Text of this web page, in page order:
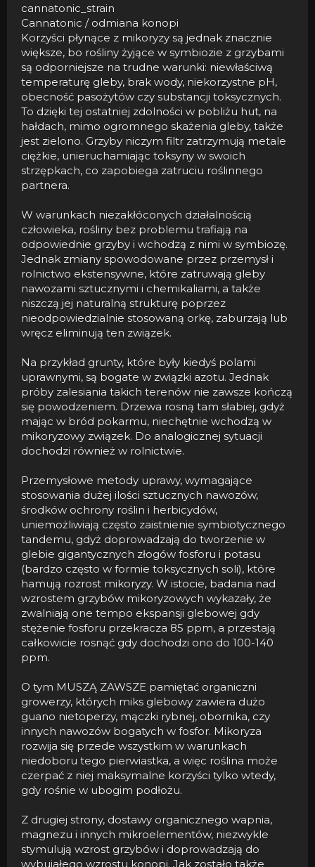
cannatonic_strain
Cannatonic / odmiana konopi
Korzyści płynące z mikoryzy są jednak znacznie
większe, bo rośliny żyjące w symbiozie z grzybami
są odporniejsze na trudne warunki: niewłaściwą
temperaturę gleby, brak wody, niekorzystne pH,
obecność pasożytów czy substancji toksycznych.
To dzięki tej ostatniej zdolności w pobliżu hut, na
hałdach, mimo ogromnego skażenia gleby, także
jest zielono. Grzyby niczym filtr zatrzymują metale
ciężkie, unieruchamiając toksyny w swoich
strzępkach, co zapobiega zatruciu roślinnego
partnera.
W warunkach niezakłóconych działalnością
człowieka, rośliny bez problemu trafiają na
odpowiednie grzyby i wchodzą z nimi w symbiozę.
Jednak zmiany spowodowane przez przemysł i
rolnictwo ekstensywne, które zatruwają gleby
nawozami sztucznymi i chemikaliami, a także
niszczą jej naturalną strukturę poprzez
nieodpowiedzialnie stosowaną orkę, zaburzają lub
wręcz eliminują ten związek.
Na przykład grunty, które były kiedyś polami
uprawnymi, są bogate w związki azotu. Jednak
próby zalesiania takich terenów nie zawsze kończą
się powodzeniem. Drzewa rosną tam słabiej, gdyż
mając w bród pokarmu, niechętnie wchodzą w
mikoryzowy związek. Do analogicznej sytuacji
dochodzi również w rolnictwie.
Przemysłowe metody uprawy, wymagające
stosowania dużej ilości sztucznych nawozów,
środków ochrony roślin i herbicydów,
uniemożliwiają często zaistnienie symbiotycznego
tandemu, gdyż doprowadzają do tworzenie w
glebie gigantycznych złogów fosforu i potasu
(bardzo często w formie toksycznych soli), które
hamują rozrost mikoryzy. W istocie, badania nad
wzrostem grzybów mikoryzowych wykazały, że
zwalniają one tempo ekspansji glebowej gdy
stężenie fosforu przekracza 85 ppm, a przestają
całkowicie rosnąć gdy dochodzi ono do 100-140
ppm.
O tym MUSZĄ ZAWSZE pamiętać organiczni
growerzy, których miks glebowy zawiera dużo
guano nietoperzy, mączki rybnej, obornika, czy
innych nawozów bogatych w fosfor. Mikoryza
rozwija się przede wszystkim w warunkach
niedoboru tego pierwiastka, a więc roślina może
czerpać z niej maksymalne korzyści tylko wtedy,
gdy rośnie w ubogim podłożu.
Z drugiej strony, dostawy organicznego wapnia,
magnezu i innych mikroelementów, niezwykle
stymulują wzrost grzybów i doprowadzają do
wybujałego wzrostu konopi. Jak zostało także